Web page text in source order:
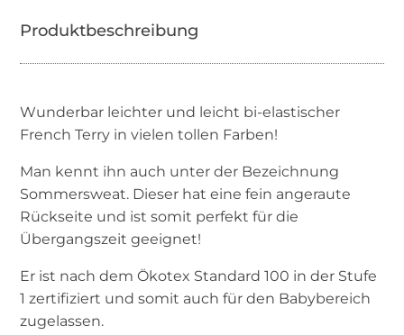
Wunderbar leichter und leicht bi-elastischer
French Terry in vielen tollen Farben!
Man kennt ihn auch unter der Bezeichnung
Sommersweat. Dieser hat eine fein angeraute
Rückseite und ist somit perfekt für die
Übergangszeit geeignet!
Er ist nach dem Ökotex Standard 100 in der Stufe
1 zertifiziert und somit auch für den Babybereich
zugelassen.